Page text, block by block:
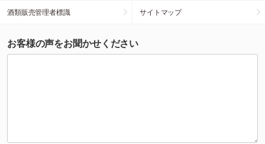
酒類販売管理者標識 サイトマップ
お客様の声をお聞かせください